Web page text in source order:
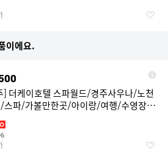
이에요.
] 더케이호텔 스파월드/경주사우나/노천
스파/가볼만한곳/아이랑/여행/수영장/
크/데이트